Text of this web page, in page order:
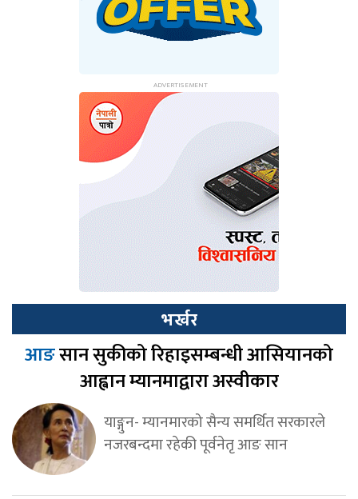
भर्खर
आङसान सुकीको रिहाइसम्बन्धी आसियानको
आह्वान म्यानमाद्वारा अस्वीकार
याङ्गुन- म्यानमारको सैन्य समर्थित सरकारले
नजरबन्दमा रहेकी पूर्वनेतृ आङ सान